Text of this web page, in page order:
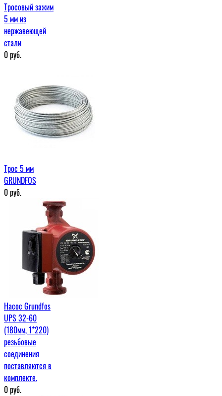
Тросовый зажим
5 мм из
нержавеющей
стали
0руб.
Трос 5 мм
GRUNDFOS
0руб.
Насос Grundfos
UPS 32-60
(180мм, 1*220)
резьбовые
соединения
поставляются в
комплекте.
0руб.